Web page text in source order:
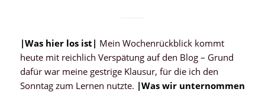
|Was hier los ist| Mein Wochenrückblick kommt
heute mit reichlich Verspätung auf den Blog – Grund
dafür war meine gestrige Klausur, für die ich den
Sonntag zum Lernen nutzte. |Was wir unternommen